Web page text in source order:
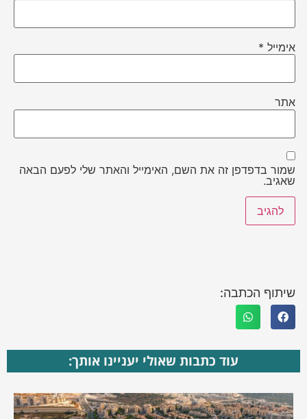
אימייל *
אתר
שמור בדפדפן זה את השם, האימייל והאתר שלי לפעם הבאה
שאגיב.
שיתוף הכתבה:
עוד כתבות שאולי יעניינו אותך: